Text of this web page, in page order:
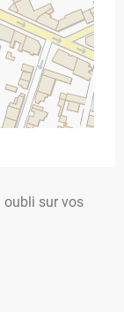
oubli sur vos